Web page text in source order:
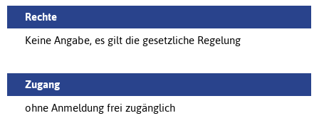
Rechte
Keine Angabe, es gilt die gesetzliche Regelung
Zugang
ohne Anmeldung frei zugänglich